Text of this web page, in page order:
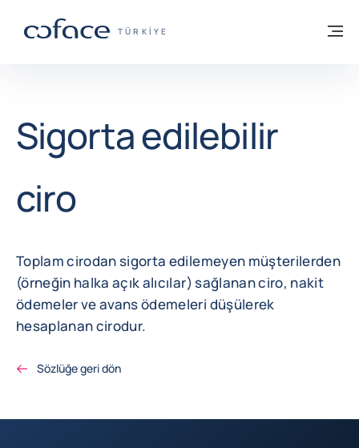
TICARET IÇIN COFACE - GRUP WEB
TÜRKIYE
ana sayfaya geri dön
Sigorta edilebilir
ciro
Toplam cirodan sigorta edilemeyen müşterilerden
(örneğin halka açık alıcılar) sağlanan ciro, nakit
ödemeler ve avans ödemeleri düşülerek
hesaplanan cirodur.
Sözlüğe geri dön